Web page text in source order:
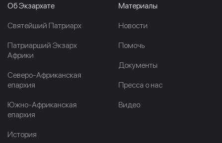
Об Экзархате
Cвятейший Патриарх
Патриарший Экзарх
Африки
Северо-Африканская
епархия
Южно-Африканская
епархия
История
Материалы
Новости
Помочь
Документы
Пресса о нас
Видео